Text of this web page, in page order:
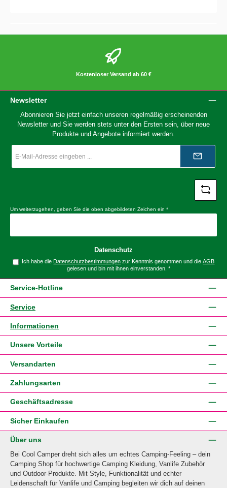
Kostenloser Versand ab 60 €
Newsletter
Abonnieren Sie jetzt einfach unseren regelmäßig erscheinenden
Newsletter und Sie werden stets unter den Ersten sein, über neue
Produkte und Angebote informiert werden.
Mail-
*
Um weiterzugehen, geben Sie die oben abgebildeten Zeichen ein *
Datenschutz
Ich habe dieDatenschutzbestimmungen zur Kenntnis genommen und dieAGB
gelesen und bin mit ihnen einverstanden. *
Service-Hotline
Service
Informationen
Unsere Vorteile
Versandarten
Zahlungsarten
Geschäftsadresse
Sicher Einkaufen
Über uns
Bei Cool Camper dreht sich alles um echtes Camping-Feeling – dein
Camping Shop für hochwertige Camping Kleidung, Vanlife Zubehör
und Outdoor-Produkte. Mit Style, Funktionalität und echter
Leidenschaft für Vanlife und Camping begleiten wir dich auf deinen